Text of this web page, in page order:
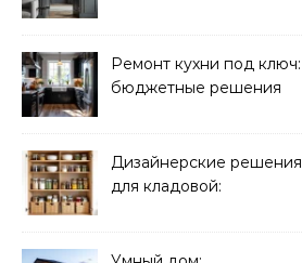
Ремонт кухни под ключ:
бюджетные решения
Дизайнерские решения
для кладовой: